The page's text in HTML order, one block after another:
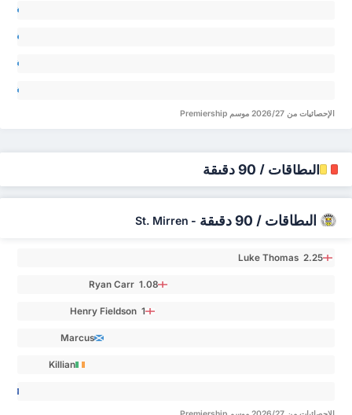
الإحصائيات من 2026/27 موسم Premiership
البطاقات / 90 دقيقة
البطاقات / 90 دقيقة -
St. Mirren
Luke Thomas 2.25
Ryan Carr 1.08
Henry Fieldson 1
Marcus
Killian